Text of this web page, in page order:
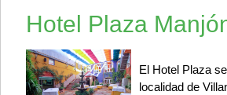
Hotel Plaza
El Hotel Plaza
localidad de